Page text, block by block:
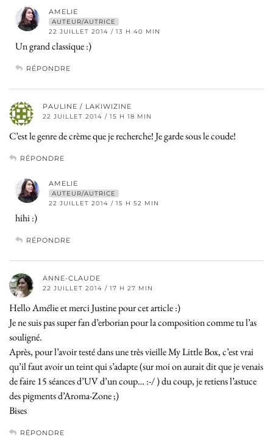
AMELIE
AUTEUR/AUTRICE
22 JUILLET 2014 / 13 H 40 MIN
Un grand classique :)
RÉPONDRE
PAULINE / LAKIWIZINE
22 JUILLET 2014 / 15 H 18 MIN
C’est le genre de crème que je recherche! Je garde sous le coude!
RÉPONDRE
AMELIE
AUTEUR/AUTRICE
22 JUILLET 2014 / 15 H 52 MIN
hihi :)
RÉPONDRE
ANNE-CLAUDE
22 JUILLET 2014 / 17 H 27 MIN
Hello Amélie et merci Justine pour cet article :)
Je ne suis pas super fan d’erborian pour la composition comme tu l’as
souligné.
Après, pour l’avoir testé dans une très vieille My Little Box, c’est vrai
qu’il faut avoir un teint qui s’adapte (sur moi on aurait dit que je venais
de faire 15 séances d’UV d’un coup… :-/ ) du coup, je retiens l’astuce
des pigments d’Aroma-Zone ;)
Bises
RÉPONDRE